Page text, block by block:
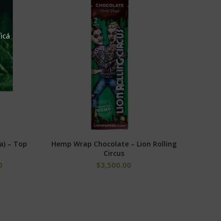
– Top
AÑADIR AL CARRITO
Hemp Wrap Chocolate – Lion Rolling
Circus
$3,500.00